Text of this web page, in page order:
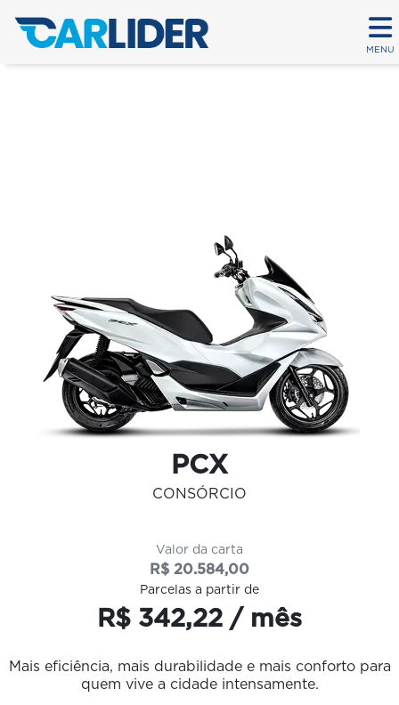
MENU
PCX
CONSÓRCIO
Valor da carta
R$ 20.584,00
Parcelas a partir de
R$ 342,22 / mês
Mais eficiência, mais durabilidade e mais conforto para
quem vive a cidade intensamente.